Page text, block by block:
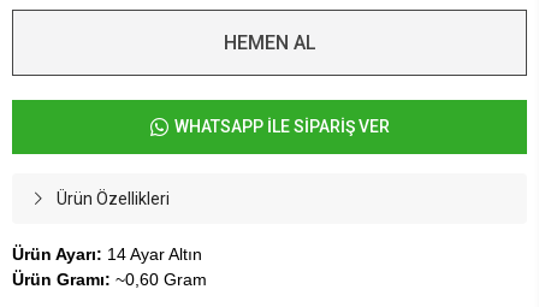
HEMEN AL
WHATSAPP İLE SİPARİŞ VER
Ürün Özellikleri
Ürün Ayarı: 14 Ayar Altın
Ürün Gramı: ~0,60 Gram